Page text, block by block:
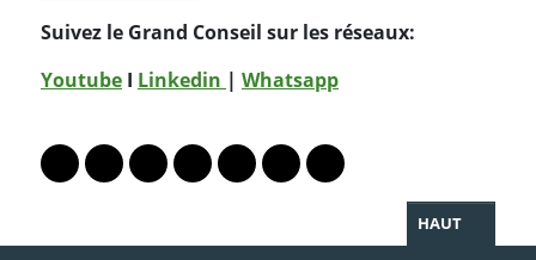
Suivez le Grand Conseil sur les réseaux:
Youtube I Linkedin | Whatsapp
Lien vers le profil Mastodon
Lien vers le profil Bluesky
Lien vers le profil Instagram
Lien vers le profil Linkedin
Lien vers le profil Facebook
Lien vers le profil Twitter
Partager par WhatsApp
HAUT